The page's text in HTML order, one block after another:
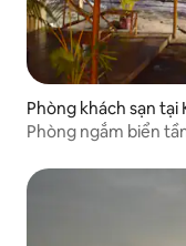
Phòng khách sạn tại
Phòng ngắm biển